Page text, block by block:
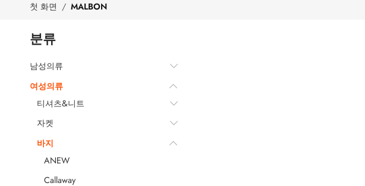
첫 화면 MALBON
분류
남성의류
여성의류
티셔츠&니트
자켓
바지
ANEW
Callaway